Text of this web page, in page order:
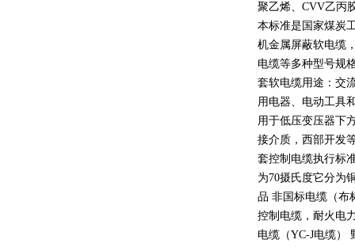
聚乙烯、 CVV乙丙
本标准是国家煤炭
机金属屏蔽软电缆
电缆等多种型号规
套软电缆用途：交
用电器、电动工具
用于低压变压器下
接介质，西部开发
套控制电缆执行标
为70摄氏度它分为
品 非国标电缆（布
控制电缆，耐火电
电缆（YC-J电缆）